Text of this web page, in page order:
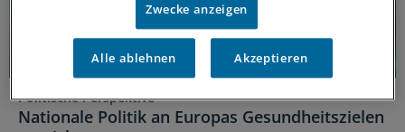
Politische Perspektive
Nationale Politik an Europas Gesundheitszielen
Zwecke anzeigen
Alle ablehnen Akzeptieren